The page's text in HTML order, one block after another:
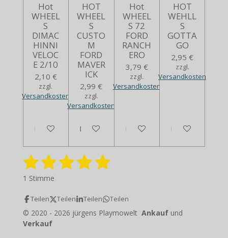
Hot
WHEEL
S
DIMAC
HINNI
VELOC
E 2/10
2,10 €
zzgl.
Versandkosten
In den Warenkorb
HOT
WHEEL
S
CUSTO
M
FORD
MAVER
ICK
2,99 €
zzgl.
Versandkosten
In den Warenkorb
Hot
WHEEL
S 72
FORD
RANCH
ERO
3,79 €
zzgl.
Versandkosten
Bei Verfügbarkeit
HOT
WEHLL
S
GOTTA
GO
2,95 €
zzgl.
Versandkosten
Bei
B
e
w
r
t
u
1
S
t
e
r
2
S
t
e
r
3
t
e
4
t
e
5
t
e
B
r
u
1 Stimme
Teilen Teilen Teilen Teilen
© 2020 - 2026 jürgens Playmowelt Ankaufund
Verkauf